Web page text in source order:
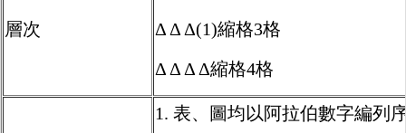
層次
Δ Δ Δ(1)縮格3格
Δ Δ Δ Δ縮格4格
1. 表、圖均以阿拉伯數字編